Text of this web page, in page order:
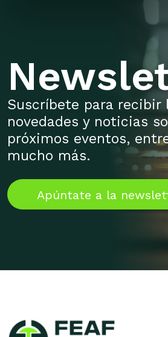
Suscríbete para recibir
novedades y noticias
próximos eventos,
mucho más.
Apúntate a la